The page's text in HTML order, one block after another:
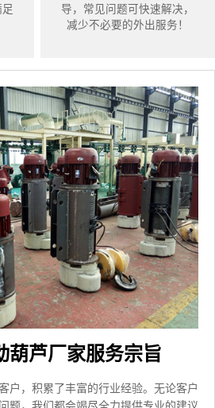
导，常见问题可快速解决，
减少不必要的外出服务！
葫芦厂家服务宗旨
户，积累了丰富的行业经验。无论客户
题，我们都会竭尽全力提供专业的建议